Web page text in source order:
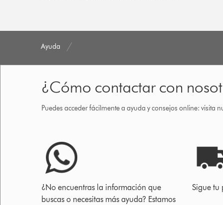
Ayuda
¿Cómo contactar con
Puedes acceder fácilmente a ayuda y consejos online: visita
¿No encuentras la información que
buscas o necesitas más ayuda? Estamos
Sigue tu